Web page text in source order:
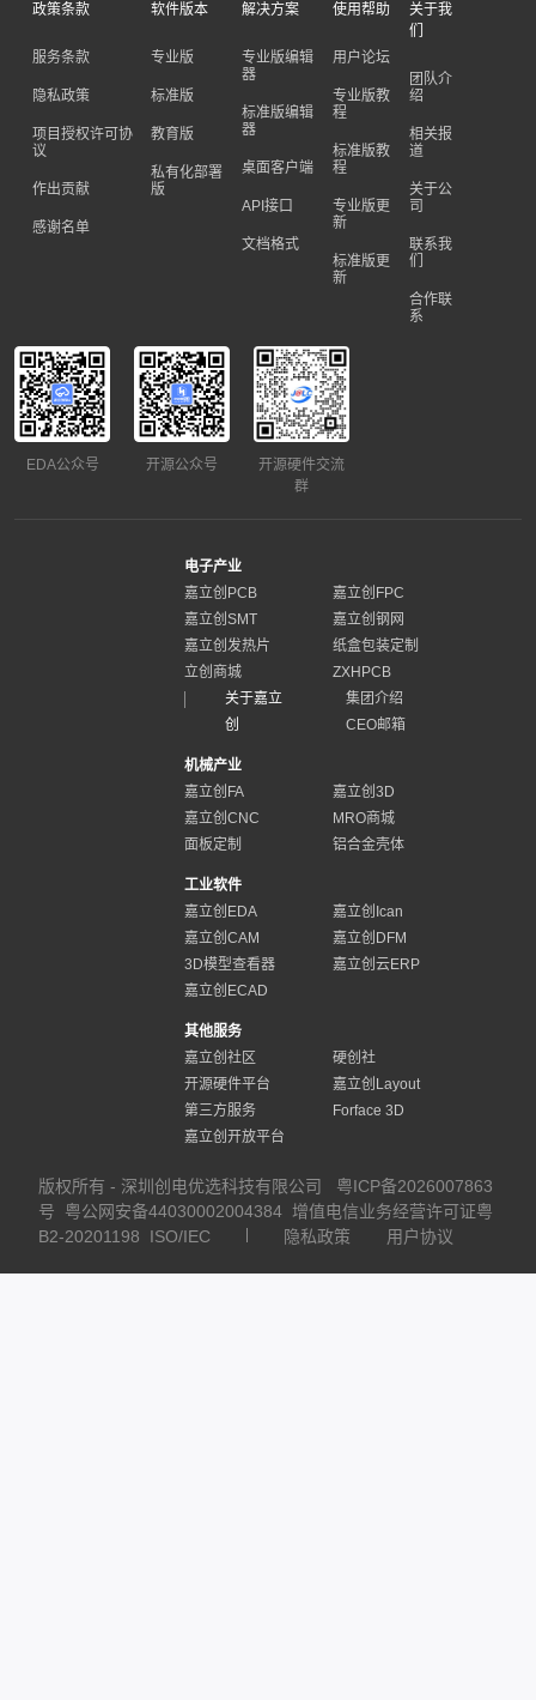
政策条款
服务条款
隐私政策
项目授权许可协
议
作出贡献
感谢名单
软件版本
专业版
标准版
教育版
私有化部署
版
解决方案
专业版编辑
器
标准版编辑
器
桌面客户端
API接口
文档格式
使用帮助
用户论坛
专业版教
程
标准版教
程
专业版更
新
标准版更
新
关于我
们
团队介
绍
相关报
道
关于公
司
联系我
们
合作联
系
EDA公众号 开源公众号
开源硬件交流
群
电子产业
嘉立创PCB
嘉立创FPC
嘉立创SMT
嘉立创钢网
嘉立创发热片
纸盒包装定制
立创商城
ZXHPCB
关于嘉立
创
集团介绍
CEO邮箱
机械产业
嘉立创FA
嘉立创3D
嘉立创CNC
MRO商城
面板定制
铝合金壳体
工业软件
嘉立创EDA
嘉立创Ican
嘉立创CAM
嘉立创DFM
3D模型查看器
嘉立创云ERP
嘉立创ECAD
其他服务
嘉立创社区
硬创社
开源硬件平台
嘉立创Layout
第三方服务
Forface 3D
嘉立创开放平台
版权所有 - 深圳创电优选科技有限公司
粤ICP备2026007863
号
粤公网安备44030002004384 增值电信业务经营许可证粤
B2-20201198
ISO/IEC 隐私政策 用户协议